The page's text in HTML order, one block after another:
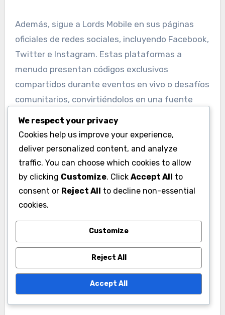
Además, sigue a Lords Mobile en sus páginas
oficiales de redes sociales, incluyendo Facebook,
Twitter e Instagram. Estas plataformas a
menudo presentan códigos exclusivos
compartidos durante eventos en vivo o desafíos
comunitarios, convirtiéndolos en una fuente
Las notificaciones dentro del juego también
juegan un papel crucial en la difusión de códigos
de regalo. Los jugadores deben estar atentos a
los anuncios dentro del juego, especialmente
durante actualizaciones importantes o
celebraciones, ya que los códigos pueden
distribuirse directamente a través de estos
canales.
Foros comunitarios y canales
We respect your privacy
Cookies help us improve your experience,
deliver personalized content, and analyze
traffic. You can choose which cookies to allow
by clicking Customize. Click Accept All to
consent or Reject All to decline non-essential
cookies.
Customize
Reject All
Accept All